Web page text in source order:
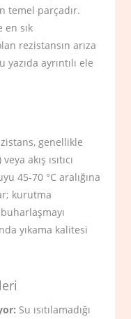
temel parçadır.
en sık
rezistansın arıza
ayrıntılı ele
genellikle
akış ısıtıcı
45-70 °C aralığına
kurutma
yıkama kalitesi
Su ısıtılamadığı